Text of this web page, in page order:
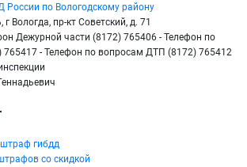
по Вологодскому району
г Вологда, пр-кт Советский, д. 71
Дежурной части (8172) 765406 - Телефон по
- Телефон по вопросам ДТП (8172) 765412
гибдд
со скидкой